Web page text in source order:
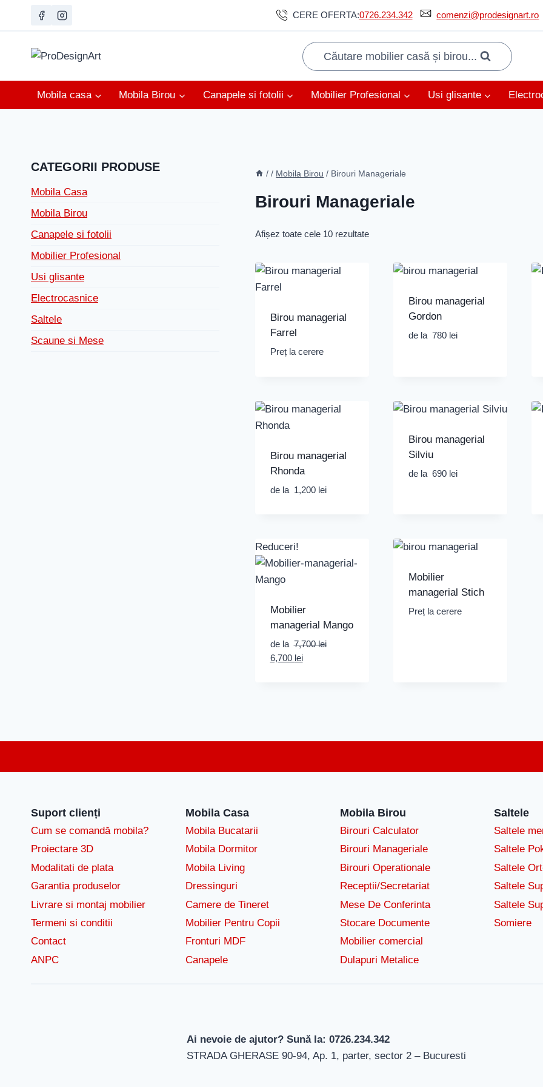
CERE OFERTA:0726.234.342 comenzi@prodesignart.ro
Căutare mobilier casă și birou...
Mobila casa
Mobila Birou Canapele si fotolii Mobilier Profesional Usi glisante
/ / Mobila Birou / Birouri Manageriale
Birouri Manageriale
Afișez toate cele 10 rezultate
Birou managerial
Farrel
Preț la cerere
Birou managerial
Gordon
de la 780 lei
Birou managerial
Rhonda
de la 1,200 lei
Birou managerial
Silviu
de la 690 lei
Reduceri!
Mobilier
managerial Mango
de la7,700lei
Prețul
6,700 leiPrețul
Mobilier
managerial Stich
Preț la cerere
CATEGORII PRODUSE
Mobila Casa
Mobila Birou
Canapele si fotolii
Mobilier Profesional
Usi glisante
Electrocasnice
Saltele
Scaune si Mese
Suport clienți
Cum se comandă mobila?
Proiectare 3D
Modalitati de plata
Garantia produselor
Livrare si montaj mobilier
Termeni si conditii
Contact
ANPC
Mobila Casa
Mobila Bucatarii
Mobila Dormitor
Mobila Living
Dressinguri
Camere de Tineret
Mobilier Pentru Copii
Fronturi MDF
Canapele
Mobila Birou
Birouri Calculator
Birouri Manageriale
Birouri Operationale
Receptii/Secretariat
Mese De Conferinta
Stocare Documente
Mobilier comercial
Dulapuri Metalice
Saltele
Saltele
Saltele
Saltele
Saltele
Saltele
Somiere
Ai nevoie de ajutor? Sună la: 0726.234.342
STRADA GHERASE 90-94, Ap. 1, parter, sector 2 – Bucuresti